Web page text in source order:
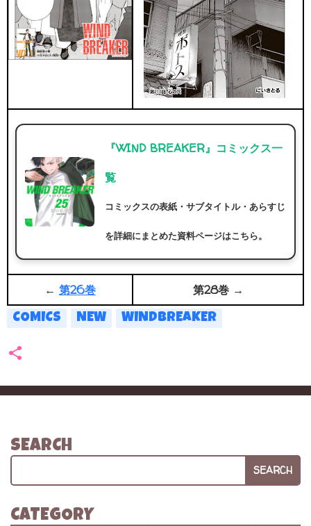
『WIND BREAKER』コミックス一
覧
コミックスの表紙・サブタイトル・あらすじ
を詳細にまとめた資料ページはこちら。
← 第26巻 第28巻 →
COMICS NEW WINDBREAKER
SEARCH
SEARCH
CATEGORY